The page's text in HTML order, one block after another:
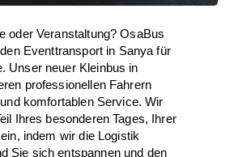
oder Veranstaltung? OsaBus
Eventtransport in Sanya für
Unser neuer Kleinbus in
professionellen Fahrern
komfortablen Service. Wir
Ihres besonderen Tages, Ihrer
indem wir die Logistik
Sie sich entspannen und den